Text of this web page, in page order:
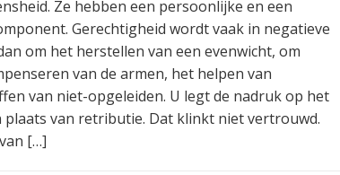
Ze hebben een persoonlijke en een
Gerechtigheid wordt vaak in negatieve
om het herstellen van een evenwicht, om
van de armen, het helpen van
van niet-opgeleiden. U legt de nadruk op het
van retributie. Dat klinkt niet vertrouwd.
[…]